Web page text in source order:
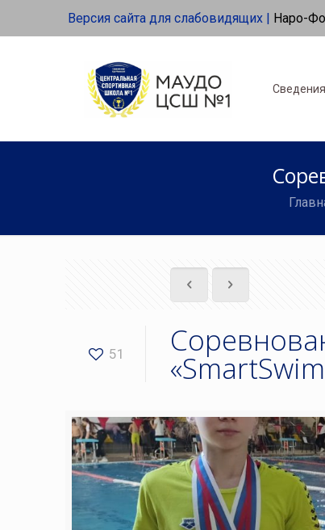
Версия сайта для слабовидящих | Наро-
Сведения
51